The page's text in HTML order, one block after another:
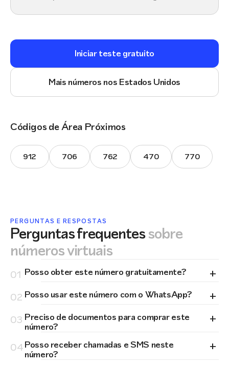
Iniciar teste gratuito
Mais números nos Estados Unidos
Códigos de Área Próximos
912 706 762 470 770
PERGUNTAS E RESPOSTAS
Perguntas frequentessobre
números virtuais
01 Posso obter este número gratuitamente? +
02 Posso usar este número com o WhatsApp? +
03 Preciso de documentos para comprar este
número? +
04Posso receber chamadas e SMS neste
número? +